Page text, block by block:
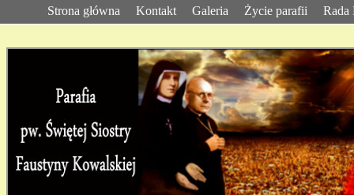
Strona główna Kontakt Galeria Życie parafii Rada